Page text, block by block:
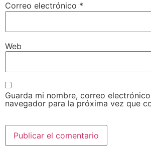
Correo electrónico *
Web
Guarda mi nombre, correo
navegador para la próxima vez que